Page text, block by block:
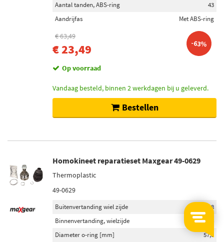
Aantal tanden, ABS-ring
43
Aandrijfas
Met ABS-ring
€ 63,49
€ 23,49 -63%
Op voorraad
Vandaag besteld, binnen 2 werkdagen bij u geleverd.
Bestellen
Homokineet reparatieset Maxgear 49-0629
Thermoplastic
49-0629
Buitenvertanding wiel zijde
28
Binnenvertanding, wielzijde
Diameter o-ring [mm]
57,8